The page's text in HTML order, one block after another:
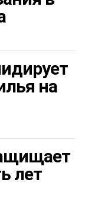
на
лет